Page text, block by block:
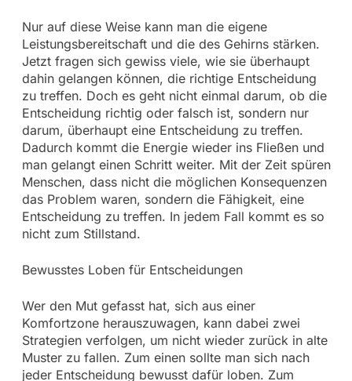
Nur auf diese Weise kann man die eigene
Leistungsbereitschaft und die des Gehirns stärken.
Jetzt fragen sich gewiss viele, wie sie überhaupt
dahin gelangen können, die richtige Entscheidung
zu treffen. Doch es geht nicht einmal darum, ob die
Entscheidung richtig oder falsch ist, sondern nur
darum, überhaupt eine Entscheidung zu treffen.
Dadurch kommt die Energie wieder ins Fließen und
man gelangt einen Schritt weiter. Mit der Zeit spüren
Menschen, dass nicht die möglichen Konsequenzen
das Problem waren, sondern die Fähigkeit, eine
Entscheidung zu treffen. In jedem Fall kommt es so
nicht zum Stillstand.
Bewusstes Loben für Entscheidungen
Wer den Mut gefasst hat, sich aus einer
Komfortzone herauszuwagen, kann dabei zwei
Strategien verfolgen, um nicht wieder zurück in alte
Muster zu fallen. Zum einen sollte man sich nach
jeder Entscheidung bewusst dafür loben. Zum